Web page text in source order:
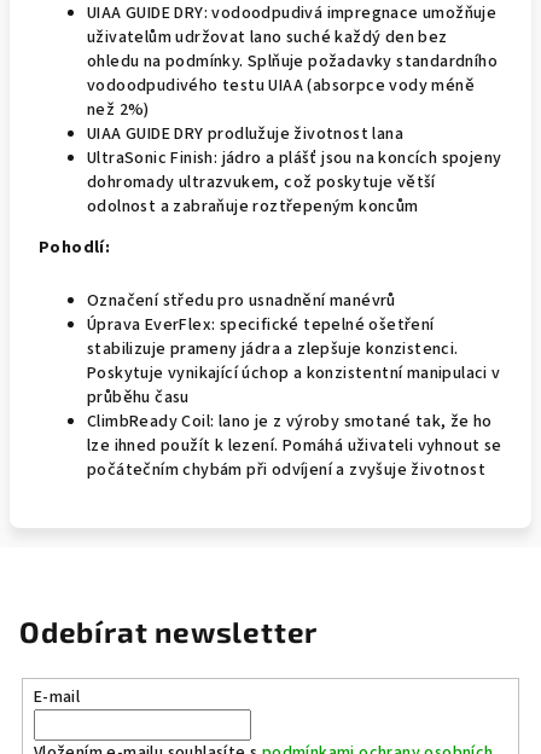
UIAA GUIDE DRY: vodoodpudivá impregnace umožňuje
uživatelům udržovat lano suché každý den bez
ohledu na podmínky. Splňuje požadavky standardního
vodoodpudivého testu UIAA (absorpce vody méně
než 2%)
UIAA GUIDE DRY prodlužuje životnost lana
UltraSonic Finish: jádro a plášť jsou na koncích spojeny
dohromady ultrazvukem, což poskytuje větší
odolnost a zabraňuje roztřepeným koncům
Pohodlí:
Označení středu pro usnadnění manévrů
Úprava EverFlex: specifické tepelné ošetření
stabilizuje prameny jádra a zlepšuje konzistenci.
Poskytuje vynikající úchop a konzistentní manipulaci v
průběhu času
ClimbReady Coil: lano je z výroby smotané tak, že ho
lze ihned použít k lezení. Pomáhá uživateli vyhnout se
počátečním chybám při odvíjení a zvyšuje životnost
Odebírat newsletter
E-mail